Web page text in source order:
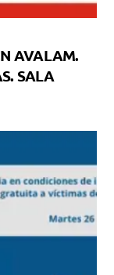
AVALAM.
SALA